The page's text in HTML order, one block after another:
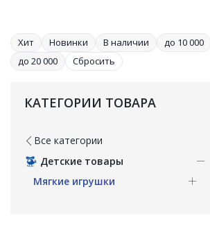
Хит Новинки В наличии
до 10 000
до 20 000
Сбросить
КАТЕГОРИИ ТОВАРА
Все категории
Детские товары
Мягкие игрушки